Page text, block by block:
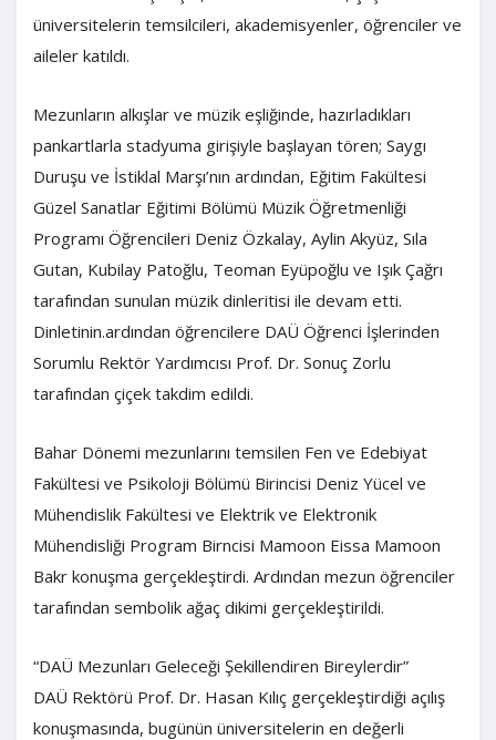
üniversitelerin temsilcileri, akademisyenler, öğrenciler ve
aileler katıldı.
Mezunların alkışlar ve müzik eşliğinde, hazırladıkları
pankartlarla stadyuma girişiyle başlayan tören; Saygı
Duruşu ve İstiklal Marşı’nın ardından, Eğitim Fakültesi
Güzel Sanatlar Eğitimi Bölümü Müzik Öğretmenliği
Programı Öğrencileri Deniz Özkalay, Aylin Akyüz, Sıla
Gutan, Kubilay Patoğlu, Teoman Eyüpoğlu ve Işık Çağrı
tarafından sunulan müzik dinleritisi ile devam etti.
Dinletinin.ardından öğrencilere DAÜ Öğrenci İşlerinden
Sorumlu Rektör Yardımcısı Prof. Dr. Sonuç Zorlu
tarafından çiçek takdim edildi.
Bahar Dönemi mezunlarını temsilen Fen ve Edebiyat
Fakültesi ve Psikoloji Bölümü Birincisi Deniz Yücel ve
Mühendislik Fakültesi ve Elektrik ve Elektronik
Mühendisliği Program Birncisi Mamoon Eissa Mamoon
Bakr konuşma gerçekleştirdi. Ardından mezun öğrenciler
tarafından sembolik ağaç dikimi gerçekleştirildi.
“DAÜ Mezunları Geleceği Şekillendiren Bireylerdir”
DAÜ Rektörü Prof. Dr. Hasan Kılıç gerçekleştirdiği açılış
konuşmasında, bugünün üniversitelerin en değerli